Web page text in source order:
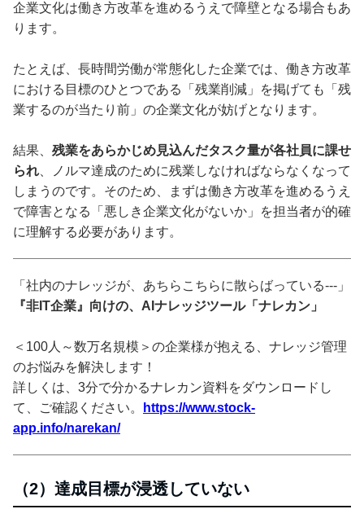
企業文化は働き方改革を進めるうえで障壁となる場合もあ
ります。
たとえば、長時間労働が常態化した企業では、働き方改革
における目標のひとつである「残業削減」を掲げても「残
業するのが当たり前」の企業文化が妨げとなります。
結果、 残業をあらかじめ見込んだタスク量が各社員に課せ
られ、ノルマ達成のために残業しなければならなくなって
しまうのです。そのため、まずは働き方改革を進めるうえ
で障害となる「悪しき企業文化がないか」を担当者が的確
に理解する必要があります。
「社内のナレッジが、あちらこちらに散らばっている---」
『非IT企業』向けの、AIナレッジツール「ナレカン」
＜100人～数万名規模＞の企業様が抱える、ナレッジ管理
のお悩みを解決します！
詳しくは、3分で分かるナレカン資料をダウンロードし
て、ご確認ください。
https://www.stock-
app.info/narekan/
（2）達成目標が浸透していない